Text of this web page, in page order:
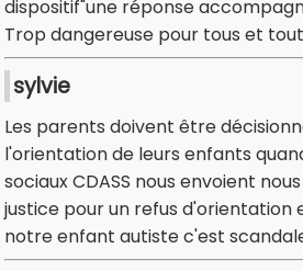
dispositif"une réponse
Trop dangereuse pour tous et
sylvie
Les parents doivent être
l'orientation de leurs enfants
sociaux CDASS nous envoient
justice pour un refus d'orientation
notre enfant autiste c'est